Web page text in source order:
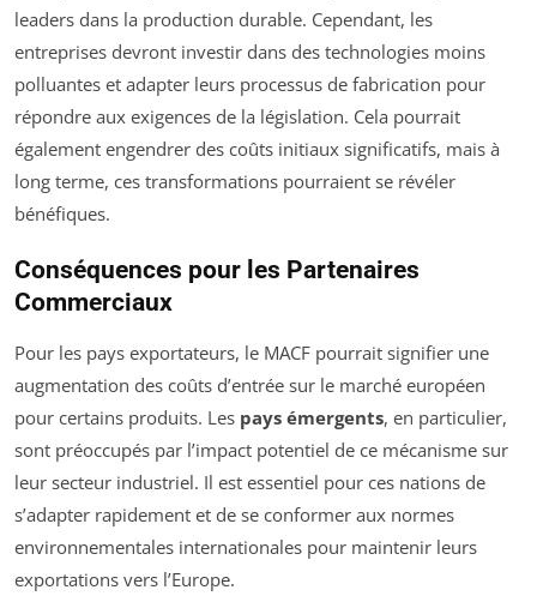
leaders dans la production durable. Cependant, les
entreprises devront investir dans des technologies moins
polluantes et adapter leurs processus de fabrication pour
répondre aux exigences de la législation. Cela pourrait
également engendrer des coûts initiaux significatifs, mais à
long terme, ces transformations pourraient se révéler
bénéfiques.
Conséquences pour les Partenaires
Commerciaux
Pour les pays exportateurs, le MACF pourrait signifier une
augmentation des coûts d’entrée sur le marché européen
pour certains produits. Les pays émergents, en particulier,
sont préoccupés par l’impact potentiel de ce mécanisme sur
leur secteur industriel. Il est essentiel pour ces nations de
s’adapter rapidement et de se conformer aux normes
environnementales internationales pour maintenir leurs
exportations vers l’Europe.